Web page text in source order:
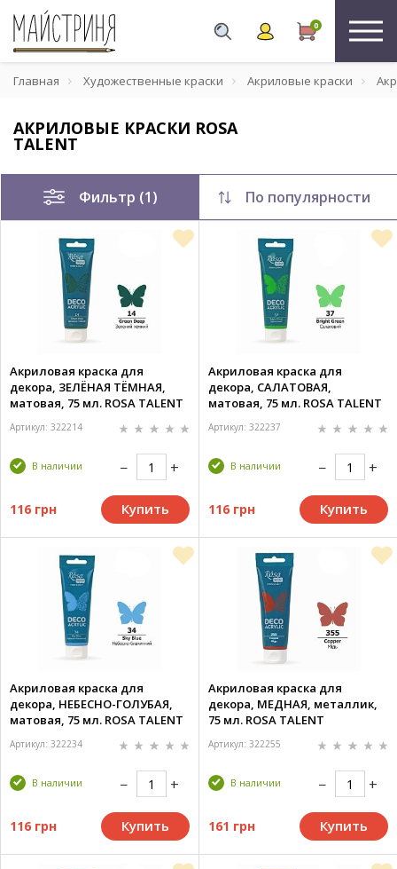
0
Главная Художественные краски Акриловые краски
АКРИЛОВЫЕ КРАСКИ ROSA
TALENT
Фильтр (1) По популярности
Акриловая краска для
декора, ЗЕЛЁНАЯ ТЁМНАЯ,
матовая, 75 мл. ROSA TALENT
Артикул: 322214
В наличии
116 грн Купить
Акриловая краска для
декора, САЛАТОВАЯ,
матовая, 75 мл. ROSA TALENT
Артикул: 322237
В наличии
116 грн Купить
Акриловая краска для
декора, НЕБЕСНО-ГОЛУБАЯ,
матовая, 75 мл. ROSA TALENT
Артикул: 322234
В наличии
116 грн Купить
Акриловая краска для
декора, МЕДНАЯ, металлик,
75 мл. ROSA TALENT
Артикул: 322255
В наличии
161 грн Купить